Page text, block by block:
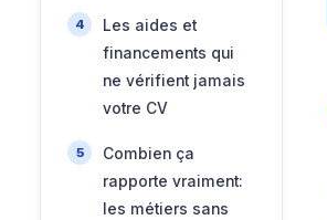
Les aides et
financements qui
ne vérifient jamais
votre CV
Combien ça
rapporte vraiment:
les métiers sans